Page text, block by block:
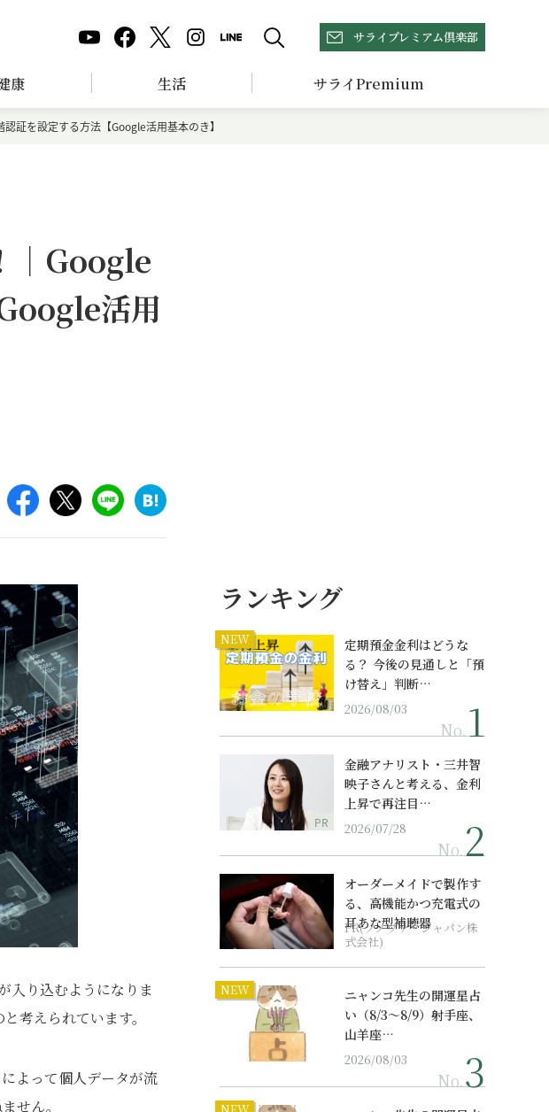
サライプレミアム倶楽部
康 生活 サライPremium
証を設定する方法【Google活用基本のき】
｜Google
活用
入り込むようになりま
考えられています。
よって個人データが流
せん。
ランキング
NEW
定期預金金利はどうな
る？ 今後の見通しと「預
け替え」判断…
2026/08/03
No.
PR
金融アナリスト・三井智
映子さんと考える、金利
上昇で再注目…
2026/07/28
No.
オーダーメイドで製作す
る、高機能かつ充電式の
耳あな型補聴器
PR(ソノヴァ・ジャパン株
式会社)
NEW
ニャンコ先生の開運星占
い（8/3～8/9）射手座、
山羊座…
2026/08/03
No.